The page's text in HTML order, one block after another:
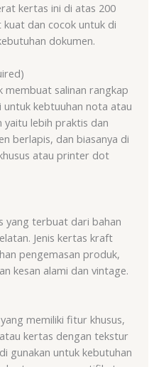
kertas ini di atas 200
dan cocok untuk di
dokumen.
membuat salinan rangkap
kebtuuhan nota atau
yaitu lebih praktis dan
berlapis, dan biasanya di
atau printer dot
yang terbuat dari bahan
Jenis kertas kraft
pengemasan produk,
kesan alami dan vintage.
memiliki fitur khusus,
kertas dengan tekstur
gunakan untuk kebutuhan